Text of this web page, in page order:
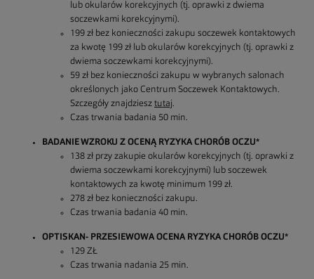
lub okularów korekcyjnych (tj. oprawki z dwiema
soczewkami korekcyjnymi).
199 zł bez konieczności zakupu soczewek kontaktowych
za kwotę 199 zł lub okularów korekcyjnych (tj. oprawki z
dwiema soczewkami korekcyjnymi).
59 zł bez konieczności zakupu w wybranych salonach
określonych jako Centrum Soczewek Kontaktowych.
Szczegóły znajdziesz tutaj.
Czas trwania badania 50 min.
BADANIE WZROKU Z OCENĄ RYZYKA CHORÓB OCZU*
138 zł przy zakupie okularów korekcyjnych (tj. oprawki z
dwiema soczewkami korekcyjnymi) lub soczewek
kontaktowych za kwotę minimum 199 zł.
278 zł bez konieczności zakupu.
Czas trwania badania 40 min.
OPTISKAN- PRZESIEWOWA OCENA RYZYKA CHORÓB OCZU*
129 ZŁ
Czas trwania nadania 25 min.